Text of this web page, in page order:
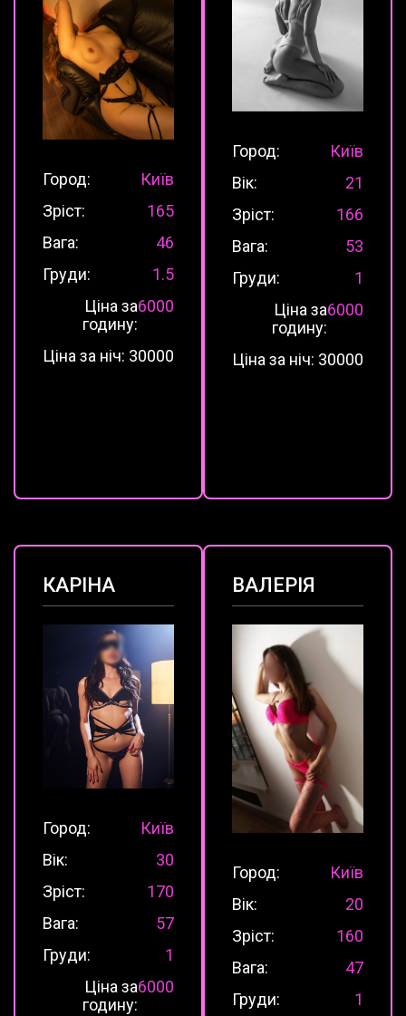
Город:
Київ
Зріст:
165
Вага:
46
Груди:
1.5
Ціна за
годину:
6000
Ціна за ніч: 30000
Город:
Київ
Вік:
21
Зріст:
166
Вага:
53
Груди:
1
Ціна за
годину:
6000
Ціна за ніч: 30000
КАРІНА
Город:
Київ
Вік:
30
Зріст:
170
Вага:
57
Груди:
1
Ціна за
годину:
6000
ВАЛЕРІЯ
Город:
Київ
Вік:
20
Зріст:
160
Вага:
47
Груди:
1